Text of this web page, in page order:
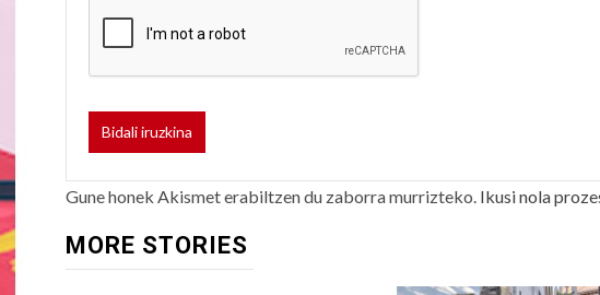
Gune honek Akismet erabiltzen du zaborra murrizteko. Ikusi nola
MORE STORIES